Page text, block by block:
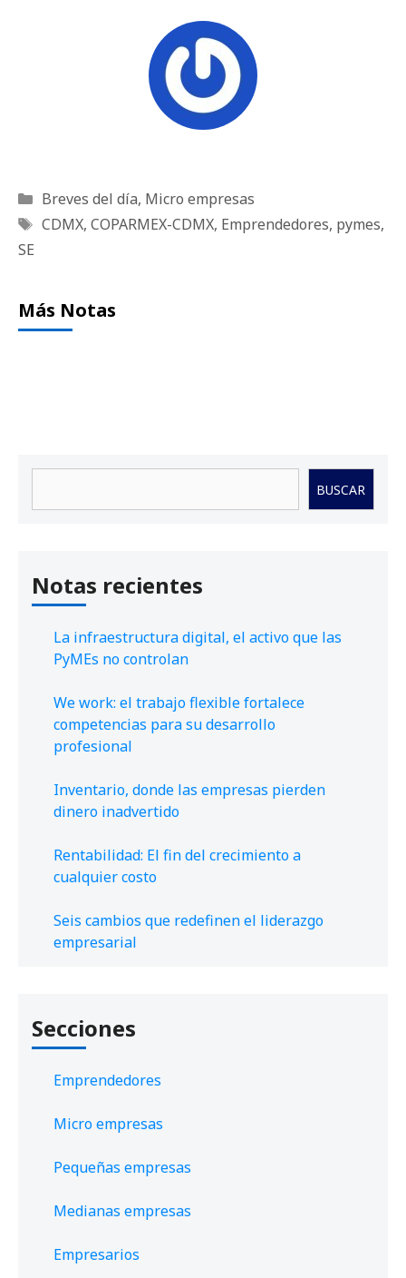
Categorías
Breves del día, Micro empresas
Etiquetas
CDMX, COPARMEX-CDMX, Emprendedores, pymes,
SE
Más Notas
BUSCAR
Notas recientes
La infraestructura digital, el activo que las
PyMEs no controlan
We work: el trabajo flexible fortalece
competencias para su desarrollo
profesional
Inventario, donde las empresas pierden
dinero inadvertido
Rentabilidad: El fin del crecimiento a
cualquier costo
Seis cambios que redefinen el liderazgo
empresarial
Secciones
Emprendedores
Micro empresas
Pequeñas empresas
Medianas empresas
Empresarios